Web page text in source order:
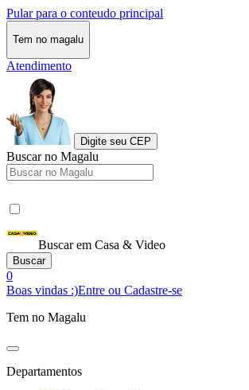
Pular para o conteudo principal
Tem no magalu
Atendimento
Digite seu CEP
Buscar no Magalu
Buscar em Casa & Video
Buscar
0
Boas vindas :)Entre ou Cadastre-se
Tem no Magalu
Departamentos